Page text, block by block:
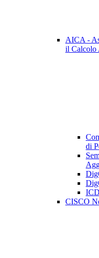
AICA -
il Calcolo
di
CISCO